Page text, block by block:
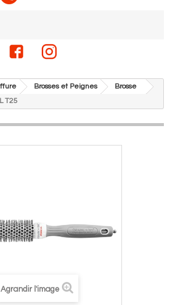
Brosses et Peignes
Brosse
T25
Agrandir l'image